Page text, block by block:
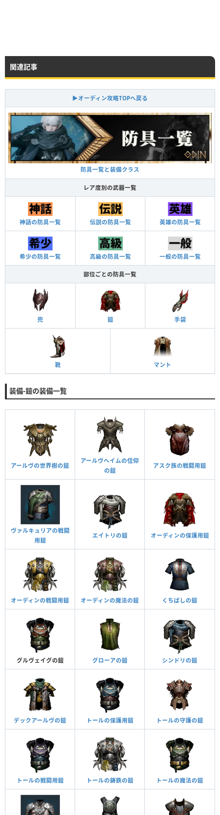
関連記事
▶オーディン攻略TOPへ戻る
防具一覧と装備クラス
レア度別の武器一覧
神話の防具一覧 伝説の防具一覧 英雄の防具一覧
希少の防具一覧 高級の防具一覧 一般の防具一覧
部位ごとの防具一覧
兜 鎧 手袋
靴 マント
装備-鎧の装備一覧
アールヴの世界樹の鎧
アールヴヘイムの信仰
の鎧
アスク族の戦闘用鎧
ヴァルキュリアの戦闘
用鎧
エイトリの鎧 オーディンの保護用鎧
オーディンの戦闘用鎧 オーディンの魔法の鎧 くちばしの鎧
グルヴェイグの鎧 グローアの鎧 シンドリの鎧
デックアールヴの鎧 トールの保護用鎧 トールの守護の鎧
トールの戦闘用鎧 トールの鋳鉄の鎧 トールの魔法の鎧